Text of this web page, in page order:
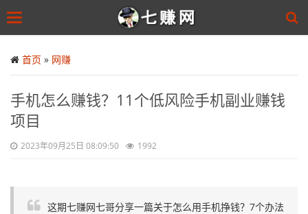
to
main
Toggle
首页 » 网赚
手机怎么赚钱？11个低风险手机副业赚钱
项目
2023年09月25日 08:09:50 1992
这期七赚网七哥分享一篇关于怎么用手机挣钱？7个办法